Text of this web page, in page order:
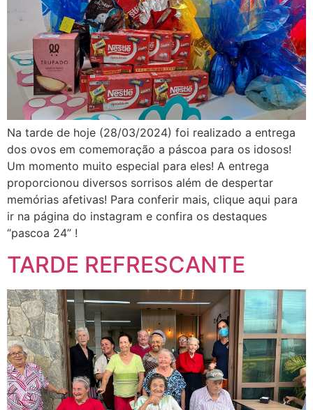
Na tarde de hoje (28/03/2024) foi realizado a entrega
dos ovos em comemoração a páscoa para os idosos!
Um momento muito especial para eles! A entrega
proporcionou diversos sorrisos além de despertar
memórias afetivas! Para conferir mais, clique aqui para
ir na página do instagram e confira os destaques
“pascoa 24” !
TARDE REFRESCANTE